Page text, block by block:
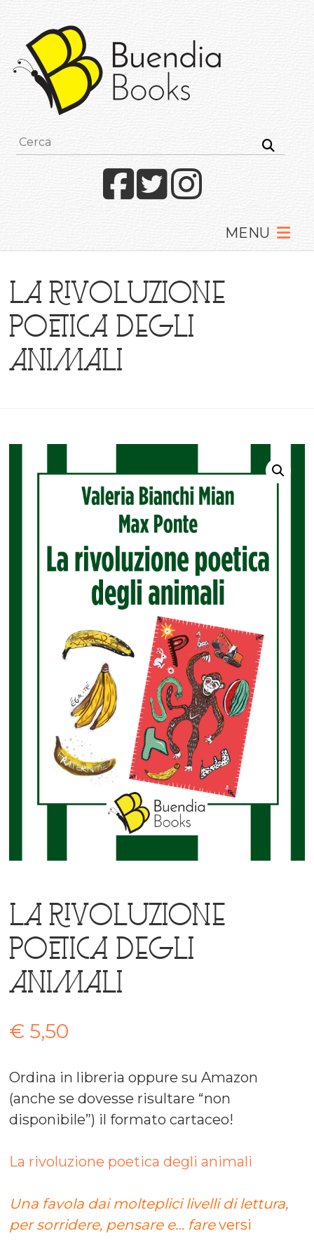
Buendia
Books
ali
Facebook
Twitter
La rivoluzione
poetica degli
animali
La rivoluzione
poetica degli
animali
€ 5,50
Ordina in libreria oppure su Amazon
(anche se dovesse risultare “non
disponibile”) il formato cartaceo!
La rivoluzione poetica degli animali
Una favola dai molteplici livelli di lettura,
per sorridere, pensare e… fareversi